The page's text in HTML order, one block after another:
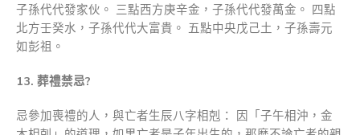
子孫代代發家伙。 三點西方庚辛金，子孫代代發萬金。 四點
北方壬癸水，子孫代代大富貴。 五點中央戊己土，子孫壽元
如彭祖。
13. 葬禮禁忌?
忌參加喪禮的人，與亡者生辰八字相剋： 因「子午相沖，金